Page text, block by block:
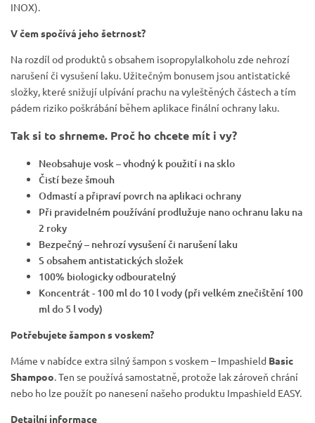
INOX).
V čem spočívá jeho šetrnost?
Na rozdíl od produktů s obsahem isopropylalkoholu zde nehrozí
narušení či vysušení laku. Užitečným bonusem jsou antistatické
složky, které snižují ulpívání prachu na vyleštěných částech a tím
pádem riziko poškrábání během aplikace finální ochrany laku.
Tak si to shrneme. Proč ho chcete mít i vy?
Neobsahuje vosk – vhodný k použití i na sklo
Čistí beze šmouh
Odmastí a připraví povrch na aplikaci ochrany
Při pravidelném používání prodlužuje nano ochranu laku na
2 roky
Bezpečný – nehrozí vysušení či narušení laku
S obsahem antistatických složek
100% biologicky odbouratelný
Koncentrát - 100 ml do 10 l vody (při velkém znečištění 100
ml do 5 l vody)
Potřebujete šampon s voskem?
Máme v nabídce extra silný šampon s voskem – Impashield Basic
Shampoo. Ten se používá samostatně, protože lak zároveň chrání
nebo ho lze použít po nanesení našeho produktu Impashield EASY.
Detailní informace